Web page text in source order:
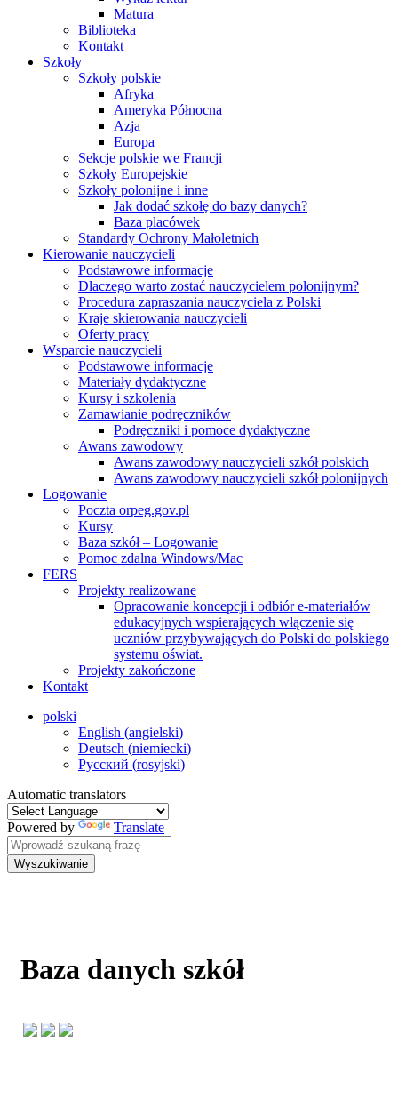
Matura
Biblioteka
Kontakt
Szkoły
Szkoły polskie
Afryka
Ameryka Północna
Azja
Europa
Sekcje polskie we Francji
Szkoły Europejskie
Szkoły polonijne i inne
Jak dodać szkołę do bazy danych?
Baza placówek
Standardy Ochrony Małoletnich
Kierowanie nauczycieli
Podstawowe informacje
Dlaczego warto zostać nauczycielem polonijnym?
Procedura zapraszania nauczyciela z Polski
Kraje skierowania nauczycieli
Oferty pracy
Wsparcie nauczycieli
Podstawowe informacje
Materiały dydaktyczne
Kursy i szkolenia
Zamawianie podręczników
Podręczniki i pomoce dydaktyczne
Awans zawodowy
Awans zawodowy nauczycieli szkół polskich
Awans zawodowy nauczycieli szkół polonijnych
Logowanie
Poczta orpeg.gov.pl
Kursy
Baza szkół – Logowanie
Pomoc zdalna Windows/Mac
FERS
Projekty realizowane
Opracowanie koncepcji i odbiór e-materiałów
edukacyjnych wspierających włączenie się
uczniów przybywających do Polski do polskiego
systemu oświat.
Projekty zakończone
Kontakt
polski
English (angielski)
Deutsch (niemiecki)
Русский (rosyjski)
Automatic translators
Powered by Translate
Wyszukiwanie
Baza danych szkół